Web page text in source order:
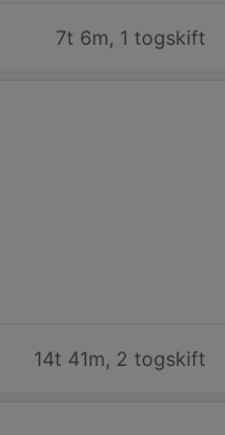
7t 6m, 1 togskift
14t 41m, 2 togskift